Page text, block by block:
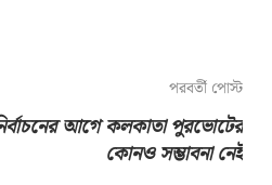
পরবর্তী পোস্ট
আগে কলকাতা পুরভোটের
কোনও সম্ভাবনা নেই